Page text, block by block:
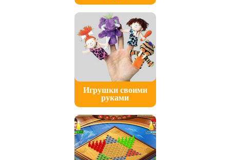
Игрушки своими
руками